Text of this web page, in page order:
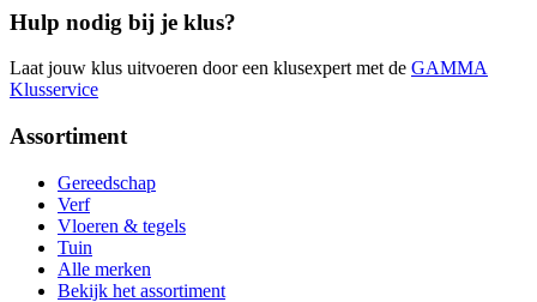
Hulp nodig bij je klus?
Laat jouw klus uitvoeren door een klusexpert met de GAMMA
Klusservice
Assortiment
Gereedschap
Verf
Vloeren & tegels
Tuin
Alle merken
Bekijk het assortiment